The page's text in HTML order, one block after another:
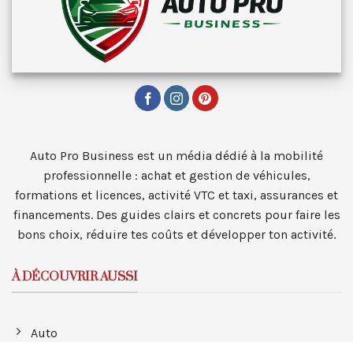
Auto Pro Business est un média dédié à la mobilité
professionnelle : achat et gestion de véhicules,
formations et licences, activité VTC et taxi, assurances et
financements. Des guides clairs et concrets pour faire les
bons choix, réduire tes coûts et développer ton activité.
À DÉCOUVRIR AUSSI
Auto